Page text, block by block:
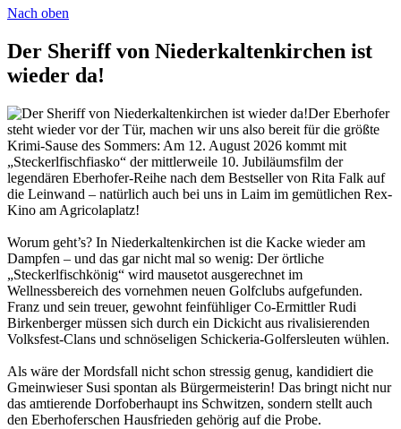
Nach oben
Der Sheriff von Niederkaltenkirchen ist
wieder da!
Der Eberhofer
steht wieder vor der Tür, machen wir uns also bereit für die größte
Krimi-Sause des Sommers: Am 12. August 2026 kommt mit
„Steckerlfischfiasko“ der mittlerweile 10. Jubiläumsfilm der
legendären Eberhofer-Reihe nach dem Bestseller von Rita Falk auf
die Leinwand – natürlich auch bei uns in Laim im gemütlichen Rex-
Kino am Agricolaplatz!
Worum geht’s? In Niederkaltenkirchen ist die Kacke wieder am
Dampfen – und das gar nicht mal so wenig: Der örtliche
„Steckerlfischkönig“ wird mausetot ausgerechnet im
Wellnessbereich des vornehmen neuen Golfclubs aufgefunden.
Franz und sein treuer, gewohnt feinfühliger Co-Ermittler Rudi
Birkenberger müssen sich durch ein Dickicht aus rivalisierenden
Volksfest-Clans und schnöseligen Schickeria-Golfersleuten wühlen.
Als wäre der Mordsfall nicht schon stressig genug, kandidiert die
Gmeinwieser Susi spontan als Bürgermeisterin! Das bringt nicht nur
das amtierende Dorfoberhaupt ins Schwitzen, sondern stellt auch
den Eberhoferschen Hausfrieden gehörig auf die Probe.